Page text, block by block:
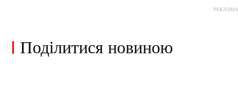
РЕКЛАМА
Поділитися новиною